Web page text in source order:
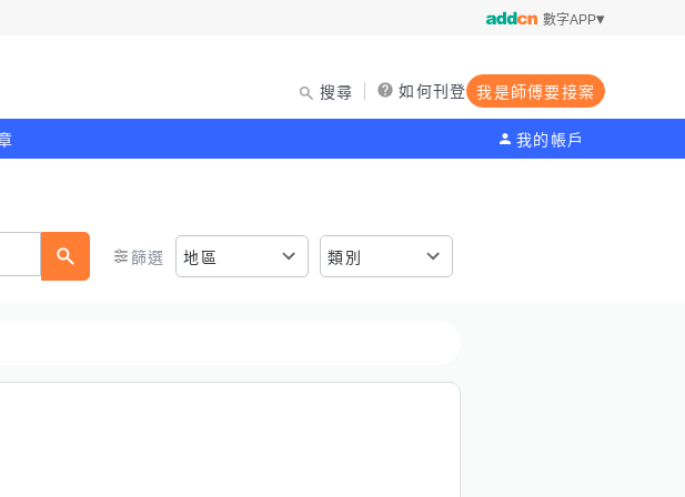
數字APP
搜尋 如何刊登 我是師傅要接案
我的帳戶
篩選 地區 類別